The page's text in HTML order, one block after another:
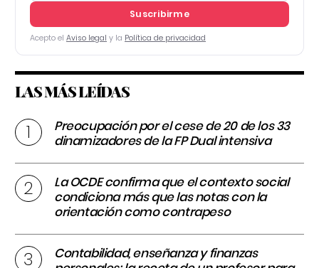
Suscribirme
Acepto el Aviso legal y la Política de privacidad
LAS MÁS LEÍDAS
Preocupación por el cese de 20 de los 33
dinamizadores de la FP Dual intensiva
La OCDE confirma que el contexto social
condiciona más que las notas con la
orientación como contrapeso
Contabilidad, enseñanza y finanzas